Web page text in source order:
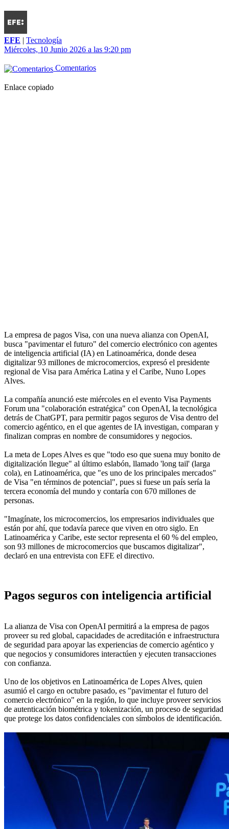
EFE | Tecnología
Miércoles, 10 Junio 2026 a las 9:20 pm
Comentarios
Enlace copiado
La empresa de pagos Visa, con una nueva alianza con OpenAI,
busca "pavimentar el futuro" del comercio electrónico con agentes
de inteligencia artificial (IA) en Latinoamérica, donde desea
digitalizar 93 millones de microcomercios, expresó el presidente
regional de Visa para América Latina y el Caribe, Nuno Lopes
Alves.
La compañía anunció este miércoles en el evento Visa Payments
Forum una "colaboración estratégica" con OpenAI, la tecnológica
detrás de ChatGPT, para permitir pagos seguros de Visa dentro del
comercio agéntico, en el que agentes de IA investigan, comparan y
finalizan compras en nombre de consumidores y negocios.
La meta de Lopes Alves es que "todo eso que suena muy bonito de
digitalización llegue" al último eslabón, llamado 'long tail' (larga
cola), en Latinoamérica, que "es uno de los principales mercados"
de Visa "en términos de potencial", pues si fuese un país sería la
tercera economía del mundo y contaría con 670 millones de
personas.
"Imagínate, los microcomercios, los empresarios individuales que
están por ahí, que todavía parece que viven en otro siglo. En
Latinoamérica y Caribe, este sector representa el 60 % del empleo,
son 93 millones de microcomercios que buscamos digitalizar",
declaró en una entrevista con EFE el directivo.
Pagos seguros con inteligencia artificial
La alianza de Visa con OpenAI permitirá a la empresa de pagos
proveer su red global, capacidades de acreditación e infraestructura
de seguridad para apoyar las experiencias de comercio agéntico y
que negocios y consumidores interactúen y ejecuten transacciones
con confianza.
Uno de los objetivos en Latinoamérica de Lopes Alves, quien
asumió el cargo en octubre pasado, es "pavimentar el futuro del
comercio electrónico" en la región, lo que incluye proveer servicios
de autenticación biométrica y tokenización, un proceso de seguridad
que protege los datos confidenciales con símbolos de identificación.